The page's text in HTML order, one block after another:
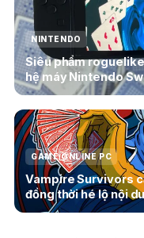
NINTENDO
Siêu phẩm
hệ máy Nintendo
GAME ONLINE PC
Vampire Survivors
đồng thời hé lộ nội